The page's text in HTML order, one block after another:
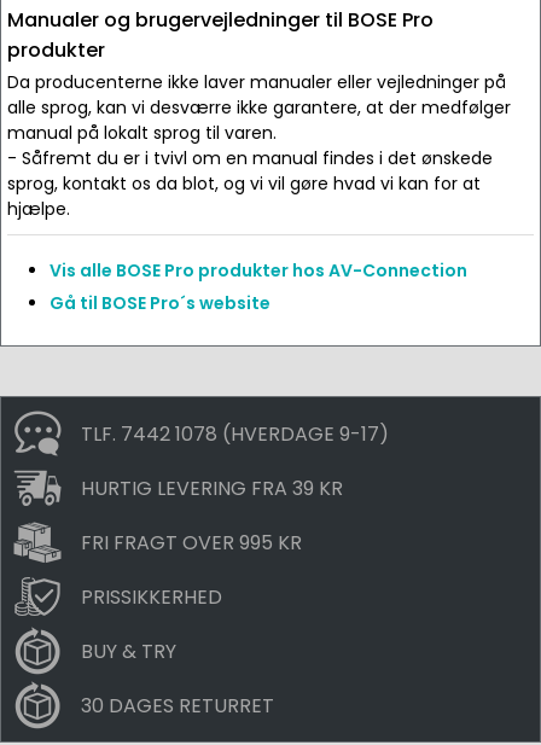
Manualer og brugervejledninger til BOSE Pro
produkter
Da producenterne ikke laver manualer eller vejledninger på
alle sprog, kan vi desværre ikke garantere, at der medfølger
manual på lokalt sprog til varen.
- Såfremt du er i tvivl om en manual findes i det ønskede
sprog, kontakt os da blot, og vi vil gøre hvad vi kan for at
hjælpe.
Vis alle BOSE Pro produkter hos AV-Connection
Gå til BOSE Pro´s website
TLF. 7442 1078 (HVERDAGE 9-17)
HURTIG LEVERING FRA 39 KR
FRI FRAGT OVER 995 KR
PRISSIKKERHED
BUY & TRY
30 DAGES RETURRET